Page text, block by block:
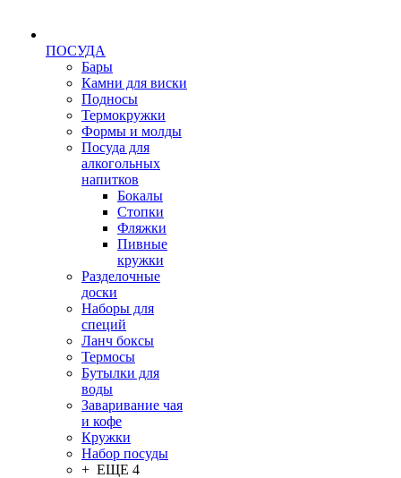
ПОСУДА
Бары
Камни для виски
Подносы
Термокружки
Формы и молды
Посуда для
алкогольных
напитков
Бокалы
Стопки
Фляжки
Пивные
кружки
Разделочные
доски
Наборы для
специй
Ланч боксы
Термосы
Бутылки для
воды
Заваривание чая
и кофе
Кружки
Набор посуды
+ ЕЩЕ 4